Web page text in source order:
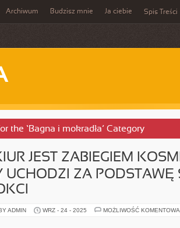
Archiwum Budzisz mnie Ja ciebie Spis Treści
the ‘Bagna i mokradła’ Category
JEST ZABIEGIEM
UCHODZI ZA PODSTAWĘ
ADMIN WRZ - 24 - 2025 MOŻLIWOŚĆ